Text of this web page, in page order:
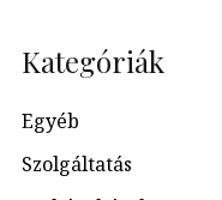
Kategóriák
Egyéb
Szolgáltatás